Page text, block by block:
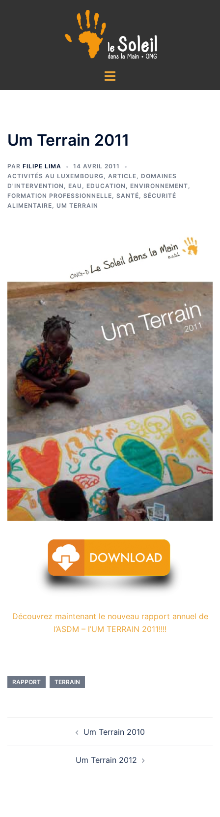
Ouvrir/fermer
Um Terrain 2011
PAR FILIPE LIMA
14 AVRIL 2011
ACTIVITÉS AU LUXEMBOURG, ARTICLE, DOMAINES
D'INTERVENTION , EAU , EDUCATION , ENVIRONNEMENT,
FORMATION PROFESSIONNELLE, SANTÉ, SÉCURITÉ
ALIMENTAIRE, UM TERRAIN
Découvrez maintenant le nouveau rapport annuel de
l’ASDM – l’UM TERRAIN 2011!!!!
RAPPORT TERRAIN
Um Terrain 2010
Um Terrain 2012